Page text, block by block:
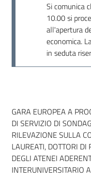
Si comunica
10.00 si
all'apertura
economica.
in seduta
Dati del bando
GARA EUROPEA A
DI SERVIZIO DI
RILEVAZIONE SULLA
LAUREATI, DOTTORI DI
DEGLI ATENEI
INTERUNIVERSITARIO